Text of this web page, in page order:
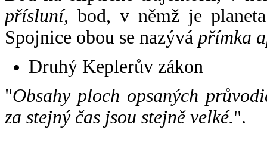
přísluní, bod, v němž je
Spojnice obou se nazývá přímka
Druhý Keplerův zákon
"Obsahy ploch opsaných
za stejný čas jsou stejně velké.".